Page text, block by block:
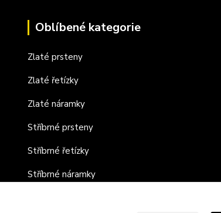
Oblíbené kategorie
Zlaté prsteny
Zlaté řetízky
Zlaté náramky
Stříbrné prsteny
Stříbrné řetízky
Stříbrné náramky